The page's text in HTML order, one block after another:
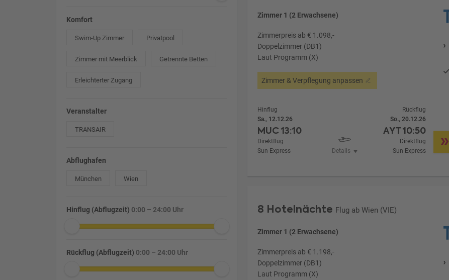
Komfort
Swim-Up Zimmer Privatpool
Zimmer mit Meerblick Getrennte Betten
Erleichterter Zugang
Veranstalter
TRANSAIR
Abflughafen
München Wien
Hinflug (Abflugzeit) 0:00 – 24:00 Uhr
Rückflug (Abflugzeit) 0:00 – 24:00 Uhr
Zimmer 1 (2 Erwachsene)
Zimmerpreis ab € 1.098,-
Doppelzimmer (DB1)
Laut Programm (X)
Zimmer & Verpflegung anpassen
Hinflug
Sa., 12.12.26
MUC13:10
Direktflug
Sun Express
Details
Rückflug
So., 20.12.26
AYT10:50
Direktflug
Sun Express
8 Hotelnächte Flug ab Wien (VIE)
Zimmer 1 (2 Erwachsene)
Zimmerpreis ab € 1.198,-
Doppelzimmer (DB1)
Laut Programm (X)